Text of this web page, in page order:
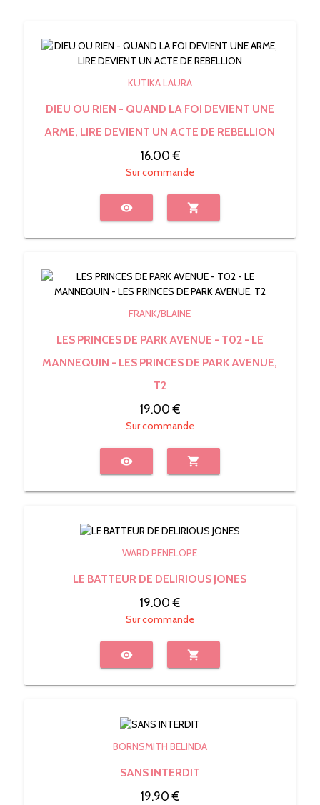
KUTIKA LAURA
DIEU OU RIEN - QUAND LA FOI DEVIENT UNE
ARME, LIRE DEVIENT UN ACTE DE REBELLION
16.00 €
Sur commande
visibility shopping_cart
FRANK/BLAINE
LES PRINCES DE PARK AVENUE - T02 - LE
MANNEQUIN - LES PRINCES DE PARK AVENUE,
T2
19.00 €
Sur commande
visibility shopping_cart
WARD PENELOPE
LE BATTEUR DE DELIRIOUS JONES
19.00 €
Sur commande
visibility shopping_cart
BORNSMITH BELINDA
SANS INTERDIT
19.90 €